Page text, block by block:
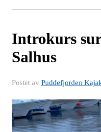
Introkurs
Salhus
Postet av Puddefjorden